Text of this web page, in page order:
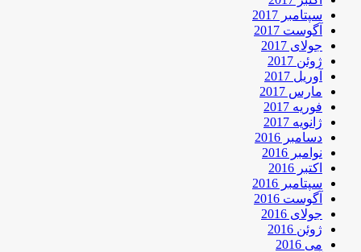
سپتامبر 2017
آگوست 2017
جولای 2017
ژوئن 2017
آوریل 2017
مارس 2017
فوریه 2017
ژانویه 2017
دسامبر 2016
نوامبر 2016
اکتبر 2016
سپتامبر 2016
آگوست 2016
جولای 2016
ژوئن 2016
می 2016